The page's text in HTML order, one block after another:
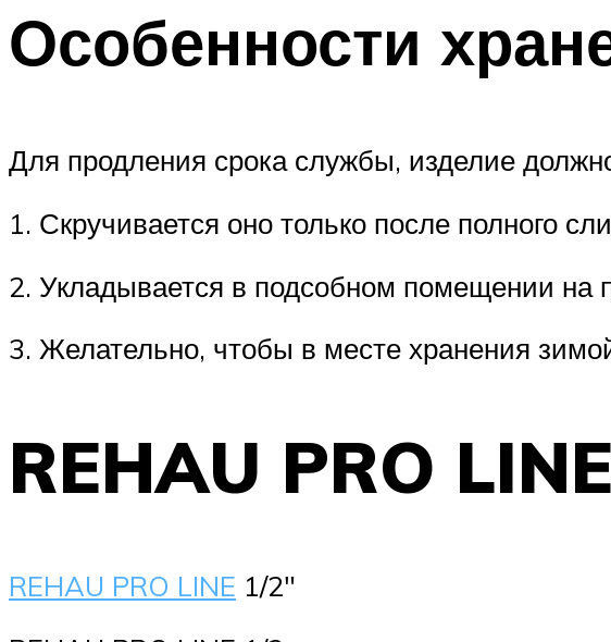
Особенности
Для продления срока службы, изделие
1. Скручивается оно только после полного
2. Укладывается в подсобном помещении на
3. Желательно, чтобы в месте хранения
REHAU PRO
REHAU PRO LINE 1/2″